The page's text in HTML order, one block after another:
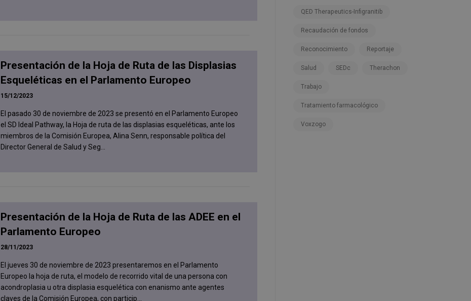
Presentación de la Hoja de Ruta de las Displasias
Esqueléticas en el Parlamento Europeo
15/12/2023
El pasado 30 de noviembre de 2023 se presentó en el Parlamento Europeo
el SD Ideal Pathway, la Hoja de ruta de las displasias esqueléticas, ante los
miembros de la Comisión Europea, Alina Senn, responsable política del
Director General de Salud y Seg...
Presentación de la Hoja de Ruta de las ADEE en el
Parlamento Europeo
28/11/2023
El jueves 30 de noviembre de 2023 presentaremos en el Parlamento
Europeo la hoja de ruta, el modelo de recorrido vital de una persona con
acondroplasia u otra displasia esquelética con enanismo ante agentes
claves de la Comisión Europea, con particip...
QED Therapeutics-Infigranitib
Recaudación de fondos
Reconocimiento Reportaje
Salud SEDc Therachon
Trabajo
Tratamiento farmacológico
Voxzogo